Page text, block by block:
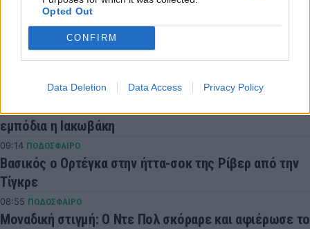
Opted Out
CONFIRM
Data Deletion Data Access Privacy Policy
LATEST NEWS
ΣΠΟΡ
Παγκόσμιο Στίβου Κ20: Στον τελικό των 400μ. με
εμπόδια η Ιακωβάκη
09:14 ΠΟΔΟΣΦΑΙΡΟ
Βασικός ο Ορτέγκα στην ήττα-σοκ της Ρίβερ από την
Τίγκρε
08:55 ΠΟΔΟΣΦΑΙΡΟ
Μοναδική στιγμή: Ο Ντε Πολ σκόραρε και αφιέρωσε το